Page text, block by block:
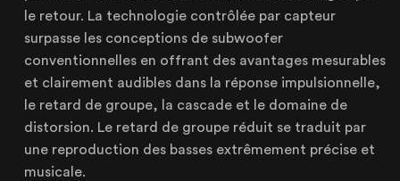
Paris
20 Rue Cambon
75001 Paris, France
+33 (1) 44 50 40 70
Le Touquet
le retour. La technologie contrôlée par capteur
surpasse les conceptions de subwoofer
conventionnelles en offrant des avantages mesurables
et clairement audibles dans la réponse impulsionnelle,
le retard de groupe, la cascade et le domaine de
distorsion. Le retard de groupe réduit se traduit par
une reproduction des basses extrêmement précise et
musicale.